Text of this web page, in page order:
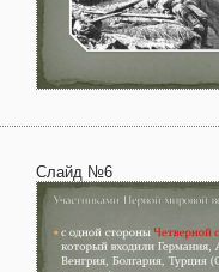
Слайд №6